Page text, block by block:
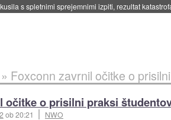
s spletnimi sprejemnimi izpiti, rezultat
Foxconn zavrnil očitke o
očitke o prisilni praksi
ob 20:21 NWO